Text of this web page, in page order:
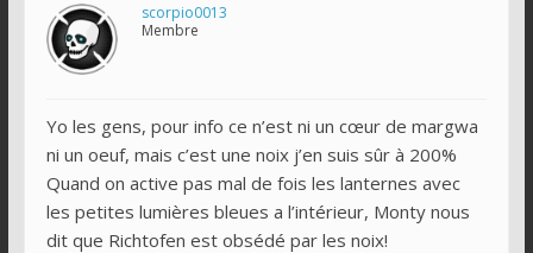
scorpio0013
Membre
Yo les gens, pour info ce n’est ni un cœur de margwa
ni un oeuf, mais c’est une noix j’en suis sûr à 200%
Quand on active pas mal de fois les lanternes avec
les petites lumières bleues a l’intérieur, Monty nous
dit que Richtofen est obsédé par les noix!